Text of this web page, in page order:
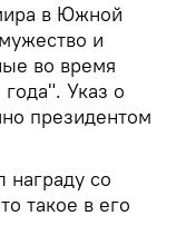
в Южной
и
во время
года". Указ о
президентом
награду со
такое в его